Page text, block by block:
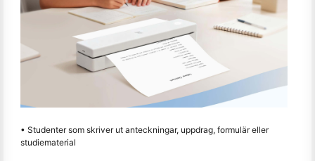
• Studenter som skriver ut anteckningar, uppdrag, formulär eller
studiematerial